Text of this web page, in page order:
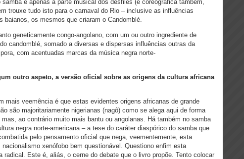
é apenas a parte musical dos desfiles (e coreográfica também,
trouxe tudo isto para o carnaval do Rio – inclusive as influências
baianos, os mesmos que criaram o Candomblé.
geneticamente congo-angolano, com um ou outro ingrediente de
candomblé, somado a diversas e dispersas influências outras da
com acentuadas marcas da música negra norte-
outro aspeto, a versão oficial sobre as origens da cultura africana
mais veemência é que estas evidentes origens africanas de grande
são majoritariamente nigerianas (nagô) como se alega aqui de forma
ao contrário muito mais bantu ou angolanas. Há também no samba
negra norte-americana – a tese do caráter diaspórico do samba que
pelo pensamento oficial que nega, veementemente, esta
xenófobo bem questionável. Questiono enfim esta
radical. Este é, aliás, o cerne do debate que o livro propõe. Tento colocar